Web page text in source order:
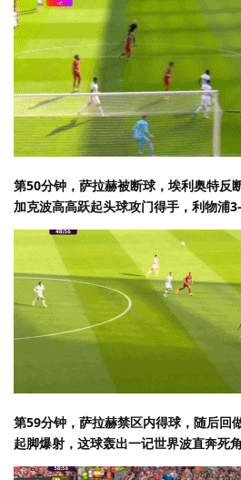
第50分钟，萨拉赫被断球，埃利奥特反
加克波高高跃起头球攻门得手，利物浦3-
第59分钟，萨拉赫禁区内得球，随后回
起脚爆射，这球轰出一记世界波直奔死